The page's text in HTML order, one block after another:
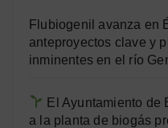
Flubiogenil avanza en
anteproyectos clave y
inminentes en el río
El Ayuntamiento de
a la planta de biogás